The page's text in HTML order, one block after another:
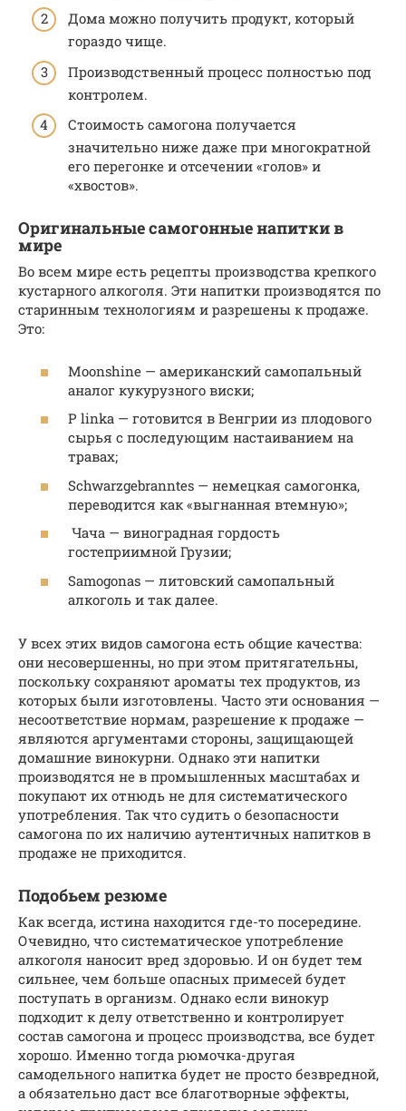
Дома можно получить продукт, который
гораздо чище.
Производственный процесс полностью под
контролем.
Стоимость самогона получается
значительно ниже даже при многократной
его перегонке и отсечении «голов» и
«хвостов».
Оригинальные самогонные напитки в
мире
Во всем мире есть рецепты производства крепкого
кустарного алкоголя. Эти напитки производятся по
старинным технологиям и разрешены к продаже.
Это:
Moonshine — американский самопальный
аналог кукурузного виски;
P linka — готовится в Венгрии из плодового
сырья с последующим настаиванием на
травах;
Schwarzgebranntes — немецкая самогонка,
переводится как «выгнанная втемную»;
Чача — виноградная гордость
гостеприимной Грузии;
Samogonas — литовский самопальный
алкоголь и так далее.
У всех этих видов самогона есть общие качества:
они несовершенны, но при этом притягательны,
поскольку сохраняют ароматы тех продуктов, из
которых были изготовлены. Часто эти основания —
несоответствие нормам, разрешение к продаже —
являются аргументами стороны, защищающей
домашние винокурни. Однако эти напитки
производятся не в промышленных масштабах и
покупают их отнюдь не для систематического
употребления. Так что судить о безопасности
самогона по их наличию аутентичных напитков в
продаже не приходится.
Подобьем резюме
Как всегда, истина находится где-то посередине.
Очевидно, что систематическое употребление
алкоголя наносит вред здоровью. И он будет тем
сильнее, чем больше опасных примесей будет
поступать в организм. Однако если винокур
подходит к делу ответственно и контролирует
состав самогона и процесс производства, все будет
хорошо. Именно тогда рюмочка-другая
самодельного напитка будет не просто безвредной,
а обязательно даст все благотворные эффекты,